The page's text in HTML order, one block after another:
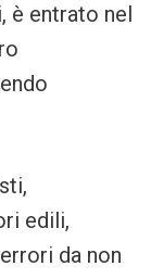
è entrato nel
edili,
da non